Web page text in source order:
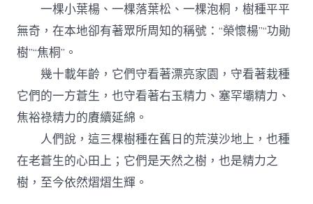
網
棵
樹”
守
看
_
中
網〉
中
一棵小葉楊、一棵落葉松、一棵泡桐，樹種平平
無奇，在本地卻有著眾所周知的稱號：“榮懷楊”“功勛
樹”“焦桐”。
幾十載年齡，它們守看著漂亮家園，守看著栽種
它們的一方蒼生，也守看著右玉精力、塞罕壩精力、
焦裕祿精力的賡續延綿。
人們說，這三棵樹種在舊日的荒漠沙地上，也種
在老蒼生的心田上；它們是天然之樹，也是精力之
樹，至今依然熠熠生輝。